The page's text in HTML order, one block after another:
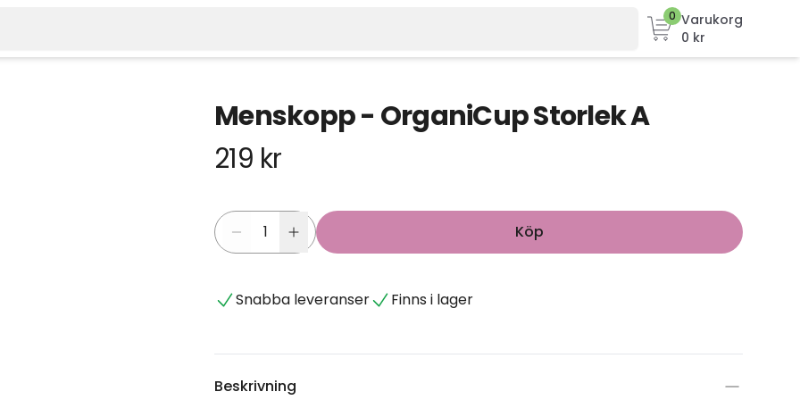
0 Varukorg
0 kr
Menskopp - OrganiCup Storlek A
219 kr
Köp
Snabba leveranser Finns i lager
Beskrivning